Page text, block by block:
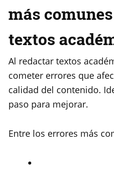
más
textos
Al redactar textos
cometer errores que
calidad del contenido.
paso para mejorar.
Entre los errores más